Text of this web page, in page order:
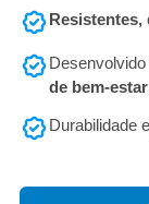
Resistentes,
de bem-
Durabilidade